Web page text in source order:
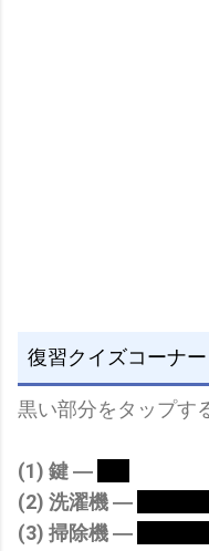
復習クイズコーナー
黒い部分をタップす
(1) 鍵 ―
(2) 洗濯機 ―
(3) 掃除機 ―